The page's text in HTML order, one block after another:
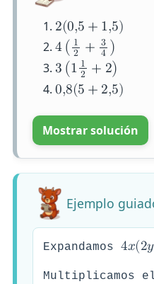
2(0,5 + 1,5)
4 ( 1
2 + 3
4 )
3 (1 1
2 + 2)
0,8(5 + 2,5)
Mostrar solución
Ejemplo
Expandamos 4𝑥(2𝑦
Multiplicamos